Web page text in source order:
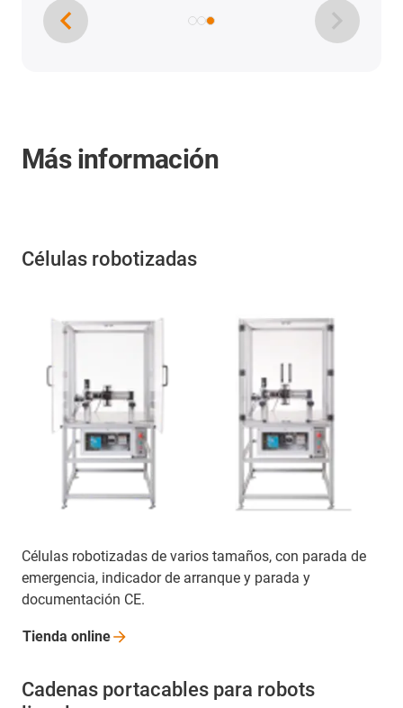
Más información
Células robotizadas
Células robotizadas de varios tamaños, con parada de
emergencia, indicador de arranque y parada y
documentación CE.
Tienda online
Cadenas portacables para robots